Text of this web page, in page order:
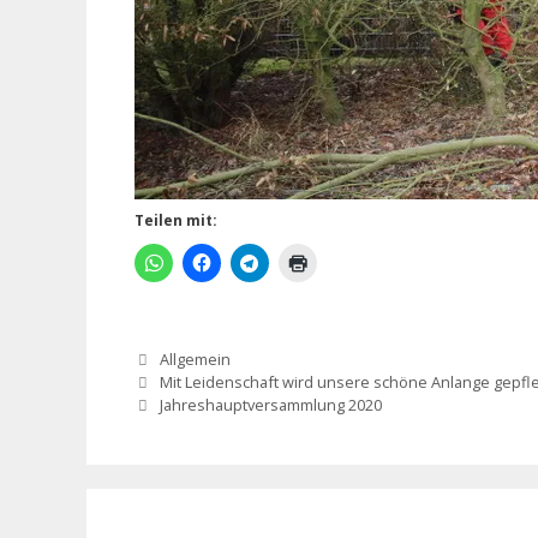
Teilen mit:
Kategorien
Allgemein
Mit Leidenschaft wird unsere schöne Anlange
Jahreshauptversammlung 2020